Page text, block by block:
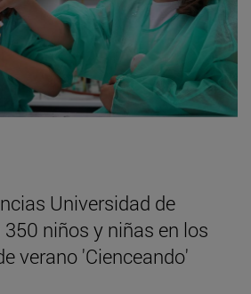
Universidad de
niños y niñas en los
verano 'Cienceando'